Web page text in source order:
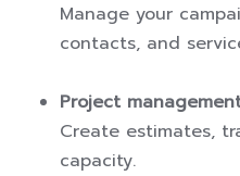
Manage your
contacts, and
Project
Create estimates,
capacity.